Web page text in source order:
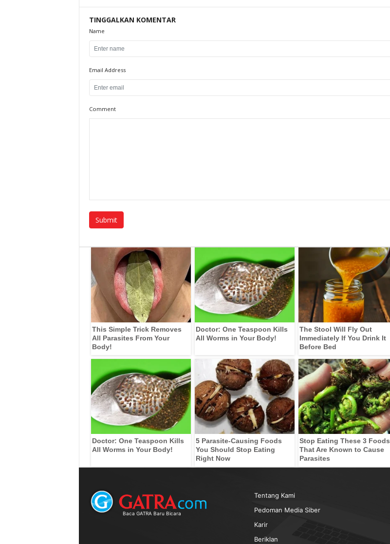
TINGGALKAN KOMENTAR
Name
Email Address
Comment
This Simple Trick Removes
All Parasites From Your
Body!
Doctor: One Teaspoon Kills
All Worms in Your Body!
The Stool Will Fly Out
Immediately If You Drink It
Before Bed
Doctor: One Teaspoon Kills
All Worms in Your Body!
5 Parasite-Causing Foods
You Should Stop Eating
Right Now
Stop Eating These 3 Foods
That Are Known to Cause
Parasites
Baca GATRA Baru Bicara
Tentang Kami
Pedoman Media Siber
Karir
Beriklan